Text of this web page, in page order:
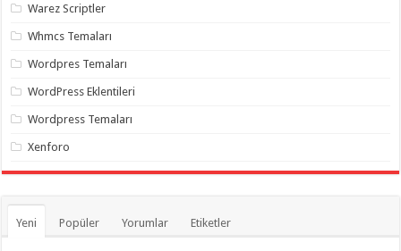
hilesi ,
takipçi
instagram
hilesi ,
Warez Scriptler
Whmcs Temaları
Wordpres Temaları
WordPress Eklentileri
Wordpress Temaları
Xenforo
Yeni Popüler Yorumlar Etiketler